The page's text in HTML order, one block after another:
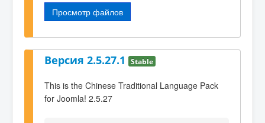
Просмотр файлов
Версия 2.5.27.1 Stable
This is the Chinese Traditional Language Pack
for Joomla! 2.5.27